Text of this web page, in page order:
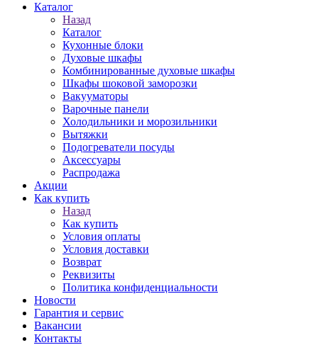
Каталог
Назад
Каталог
Кухонные блоки
Духовые шкафы
Комбинированные духовые шкафы
Шкафы шоковой заморозки
Вакууматоры
Варочные панели
Холодильники и морозильники
Вытяжки
Подогреватели посуды
Аксессуары
Распродажа
Акции
Как купить
Назад
Как купить
Условия оплаты
Условия доставки
Возврат
Реквизиты
Политика конфиденциальности
Новости
Гарантия и сервис
Вакансии
Контакты